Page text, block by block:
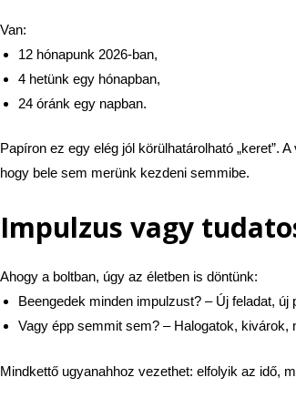
Van:
12 hónapunk 2026-ban,
4 hetünk egy hónapban,
24 óránk egy napban.
Papíron ez egy elég jól körülhatárolható „keret”.
hogy bele sem merünk kezdeni semmibe.
Impulzus vagy
Ahogy a boltban, úgy az életben is döntünk:
Beengedek minden impulzust? – Új feladat, új
Vagy épp semmit sem? – Halogatok, kivárok,
Mindkettő ugyanahhoz vezethet: elfolyik az idő,